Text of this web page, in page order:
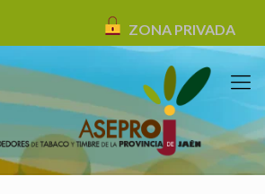
ZONA PRIVADA